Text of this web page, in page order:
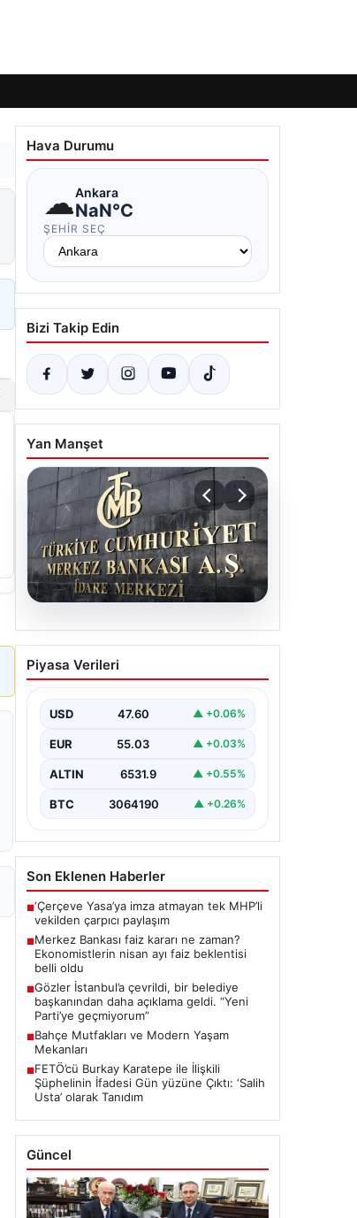
Hava Durumu
☁Ankara
NaN°C
ŞEHIR SEÇ
Bizi Takip Edin
Yan Manşet
Merkez Bankası faiz kararı
ne zaman? Ekonomistlerin
belli oldu
Piyasa Verileri
USD 47.60 ▲ +0.06%
EUR 55.03 ▲ +0.03%
ALTIN 6531.9 ▲ +0.55%
BTC 3064190 ▲ +0.26%
Son Eklenen Haberler
■‘Çerçeve Yasa’ya imza atmayan tek MHP’li
vekilden çarpıcı paylaşım
■Merkez Bankası faiz kararı ne zaman?
Ekonomistlerin nisan ayı faiz beklentisi
belli oldu
■Gözler İstanbul’a çevrildi, bir belediye
başkanından daha açıklama geldi. “Yeni
Parti’ye geçmiyorum”
■Bahçe Mutfakları ve Modern Yaşam
Mekanları
■FETÖ’cü Burkay Karatepe ile İlişkili
Şüphelinin İfadesi Gün yüzüne Çıktı: ‘Salih
Usta’ olarak Tanıdım
Güncel